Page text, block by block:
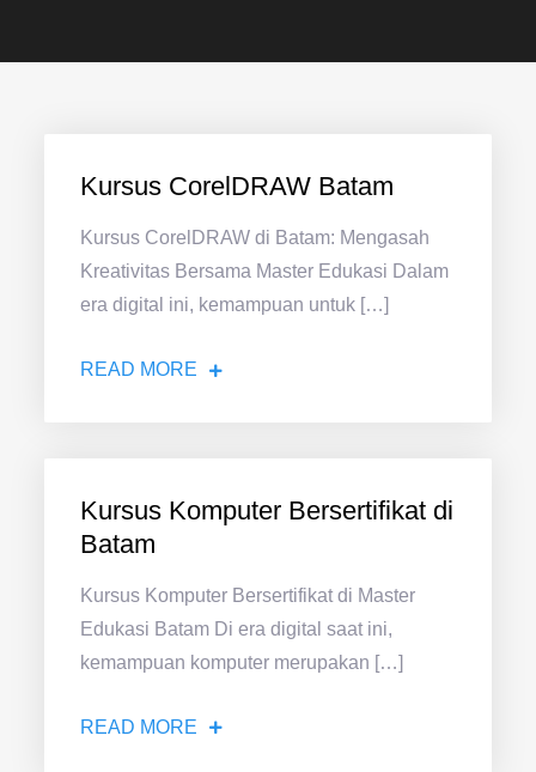
Kursus CorelDRAW Batam
Kursus CorelDRAW di Batam: Mengasah
Kreativitas Bersama Master Edukasi Dalam
era digital ini, kemampuan untuk […]
READ MORE
Kursus Komputer Bersertifikat di
Batam
Kursus Komputer Bersertifikat di Master
Edukasi Batam Di era digital saat ini,
kemampuan komputer merupakan […]
READ MORE